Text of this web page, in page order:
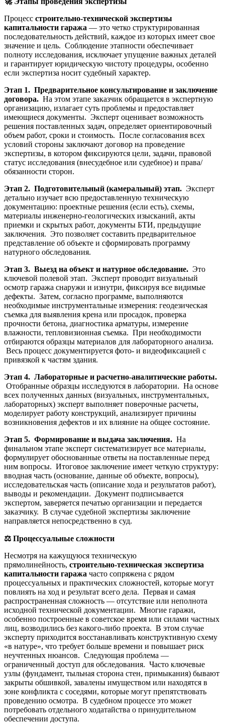
Процесс строительно-технической экспертизы
капитальности гаража — это четко структурированная
последовательность действий, каждое из которых имеет свое
значение и цель. Соблюдение этапности обеспечивает
полноту исследования, исключает упущение важных деталей
и гарантирует юридическую чистоту процедуры, особенно
если экспертиза носит судебный характер.
Этап 1. Предварительное консультирование и заключение
договора. На этом этапе заказчик обращается в экспертную
организацию, излагает суть проблемы и предоставляет
имеющиеся документы. Эксперт оценивает возможность
решения поставленных задач, определяет ориентировочный
объем работ, сроки и стоимость. После согласования всех
условий стороны заключают договор на проведение
экспертизы, в котором фиксируются цели, задачи, правовой
статус исследования (внесудебное или судебное) и права/
обязанности сторон.
Этап 2. Подготовительный (камеральный) этап. Эксперт
детально изучает всю предоставленную техническую
документацию: проектные решения (если есть), схемы,
материалы инженерно-геологических изысканий, акты
приемки и скрытых работ, документы БТИ, предыдущие
заключения. Это позволяет составить предварительное
представление об объекте и сформировать программу
натурного обследования.
Этап 3. Выезд на объект и натурное обследование. Это
ключевой полевой этап. Эксперт проводит визуальный
осмотр гаража снаружи и изнутри, фиксируя все видимые
дефекты. Затем, согласно программе, выполняются
необходимые инструментальные измерения: геодезическая
съемка для выявления крена или просадок, проверка
прочности бетона, диагностика арматуры, измерение
влажности, тепловизионная съемка. При необходимости
отбираются образцы материалов для лабораторного анализа.
Весь процесс документируется фото- и видеофиксацией с
привязкой к частям здания.
Этап 4. Лабораторные и расчетно-аналитические работы.
Отобранные образцы исследуются в лаборатории. На основе
всех полученных данных (визуальных, инструментальных,
лабораторных) эксперт выполняет поверочные расчеты,
моделирует работу конструкций, анализирует причины
возникновения дефектов и их влияние на общее состояние.
Этап 5. Формирование и выдача заключения. На
финальном этапе эксперт систематизирует все материалы,
формулирует обоснованные ответы на поставленные перед
ним вопросы. Итоговое заключение имеет четкую структуру:
вводная часть (основание, данные об объекте, вопросы),
исследовательская часть (описание хода и результатов работ),
выводы и рекомендации. Документ подписывается
экспертом, заверяется печатью организации и передается
заказчику. В случае судебной экспертизы заключение
направляется непосредственно в суд.
⚖️ Процессуальные сложности
Несмотря на кажущуюся техническую
прямолинейность, строительно-техническая экспертиза
капитальности гаража часто сопряжена с рядом
процессуальных и практических сложностей, которые могут
повлиять на ход и результат всего дела. Первая и самая
распространенная сложность — отсутствие или неполнота
исходной технической документации. Многие гаражи,
особенно построенные в советское время или силами частных
лиц, возводились без какого-либо проекта. В этом случае
эксперту приходится восстанавливать конструктивную схему
«в натуре», что требует больше времени и повышает риск
неучтенных нюансов. Следующая проблема —
ограниченный доступ для обследования. Часто ключевые
узлы (фундамент, тыльная сторона стен, примыкания) бывают
закрыты обшивкой, завалены имуществом или находятся в
зоне конфликта с соседями, которые могут препятствовать
проведению осмотра. В судебном процессе это может
потребовать отдельного ходатайства о принудительном
обеспечении доступа.